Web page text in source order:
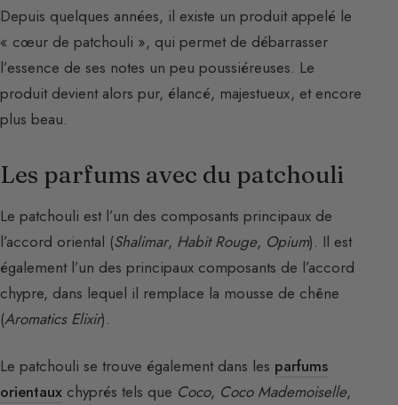
Depuis quelques années, il existe un produit appelé le
« cœur de patchouli », qui permet de débarrasser
l’essence de ses notes un peu poussiéreuses. Le
produit devient alors pur, élancé, majestueux, et encore
plus beau.
Les parfums avec du patchouli
Le patchouli est l’un des composants principaux de
l’accord oriental (Shalimar, Habit Rouge, Opium). Il est
également l’un des principaux composants de l’accord
chypre, dans lequel il remplace la mousse de chêne
(Aromatics Elixir).
Le patchouli se trouve également dans les parfums
orientaux chyprés tels que Coco, Coco Mademoiselle,